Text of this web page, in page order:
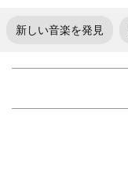
新しい音楽を発見